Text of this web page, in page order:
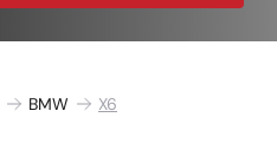
BMW X6